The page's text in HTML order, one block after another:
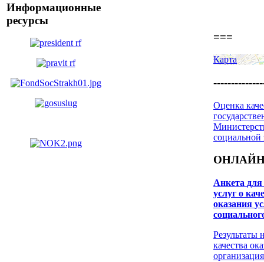
Информационные
ресурсы
===
Карта
Оценка
Анкета для
услуг о
оказания
Результаты
качества